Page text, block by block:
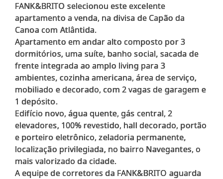
FANK&BRITO selecionou este excelente
apartamento a venda, na divisa de Capão da
Canoa com Atlântida.
Apartamento em andar alto composto por 3
dormitórios, uma suíte, banho social, sacada de
frente integrada ao amplo living para 3
ambientes, cozinha americana, área de serviço,
mobiliado e decorado, com 2 vagas de garagem e
1 depósito.
Edifício novo, água quente, gás central, 2
elevadores, 100% revestido, hall decorado, portão
e porteiro eletrônico, zeladoria permanente,
localização privilegiada, no bairro Navegantes, o
mais valorizado da cidade.
A equipe de corretores da FANK&BRITO aguarda